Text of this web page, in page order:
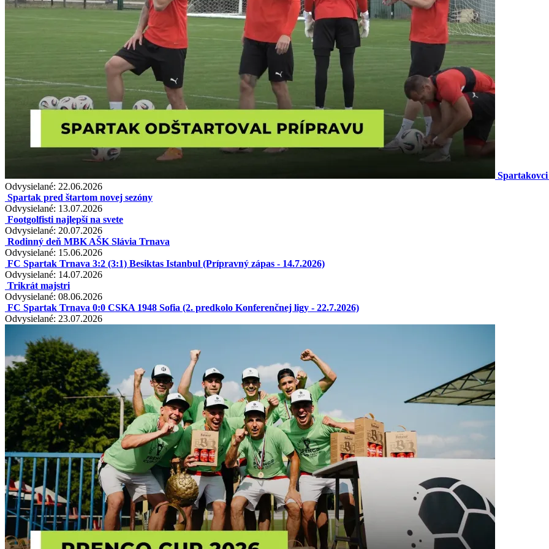
Odvysielané: 22.06.2026
Spartak pred štartom novej sezóny
Odvysielané: 13.07.2026
Footgolfisti najlepší na svete
Odvysielané: 20.07.2026
Rodinný deň MBK AŠK Slávia Trnava
Odvysielané: 15.06.2026
FC Spartak Trnava 3:2 (3:1) Besiktas Istanbul (Prípravný zápas - 14.7.2026)
Odvysielané: 14.07.2026
Trikrát majstri
Odvysielané: 08.06.2026
FC Spartak Trnava 0:0 CSKA 1948 Sofia (2. predkolo Konferenčnej ligy - 22.7.2026)
Odvysielané: 23.07.2026